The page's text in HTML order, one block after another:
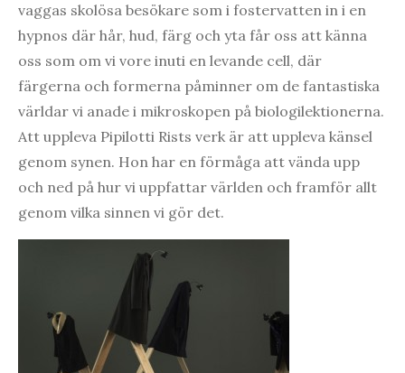
vaggas skolösa besökare som i fostervatten in i en
hypnos där hår, hud, färg och yta får oss att känna
oss som om vi vore inuti en levande cell, där
färgerna och formerna påminner om de fantastiska
världar vi anade i mikroskopen på biologilektionerna.
Att uppleva Pipilotti Rists verk är att uppleva känsel
genom synen. Hon har en förmåga att vända upp
och ned på hur vi uppfattar världen och framför allt
genom vilka sinnen vi gör det.